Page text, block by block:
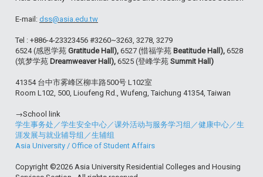
E-mail: dss@asia.edu.tw
Tel : +886-4-23323456 #3260~3263, 3278, 3279
6524 (感恩学苑 Gratitude Hall), 6527 (惜福学苑 Beatitude Hall), 6528
(筑梦学苑 Dreamweaver Hall), 6525 (登峰学苑 Summit Hall)
41354 台中市雾峰区柳丰路500号 L102室
Room L102, 500, Lioufeng Rd., Wufeng, Taichung 41354, Taiwan
→School link
学生事务处 ／学生安全中心 ／课外活动与服务学习组 ／健康中心 ／生
涯发展与就业辅导组 ／生辅组
Asia University / Office of Student Affairs
Copyright ©2026 Asia University Residential Colleges and Housing